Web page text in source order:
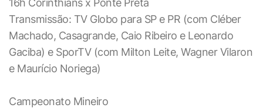
16h Corinthians x Ponte Preta
Transmissão: TV Globo para SP e PR (com Cléber
Machado, Casagrande, Caio Ribeiro e Leonardo
Gaciba) e SporTV (com Milton Leite, Wagner Vilaron
e Maurício Noriega)
Campeonato Mineiro